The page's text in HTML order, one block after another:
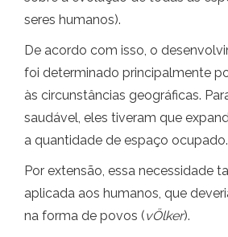
seres humanos).
De acordo com isso, o
foi determinado principalmente
às circunstâncias geográficas.
saudável, eles tiveram que
a quantidade de espaço ocupado.
Por extensão, essa necessidade
aplicada aos humanos, que
na forma de povos (vÖlker).